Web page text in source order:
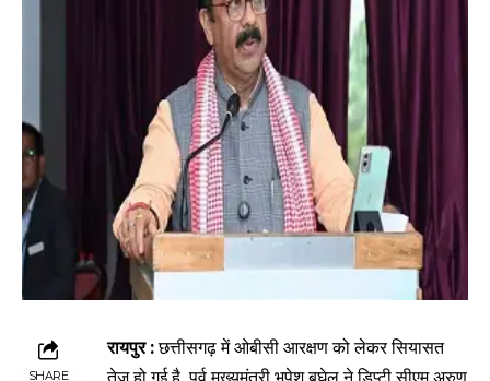
SHARE
रायपुर :छत्तीसगढ़ में ओबीसी आरक्षण को लेकर सियासत
तेज हो गई है. पूर्व मुख्यमंत्री भूपेश बघेल ने डिप्टी सीएम अरुण